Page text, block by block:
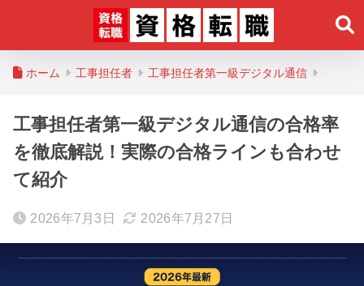
ホーム 工事担任者 工事担任者第一級デジタル通信
工事担任者第一級デジタル通信の合格率
を徹底解説！実際の合格ラインも合わせ
て紹介
2026年7月3日 2026年7月27日